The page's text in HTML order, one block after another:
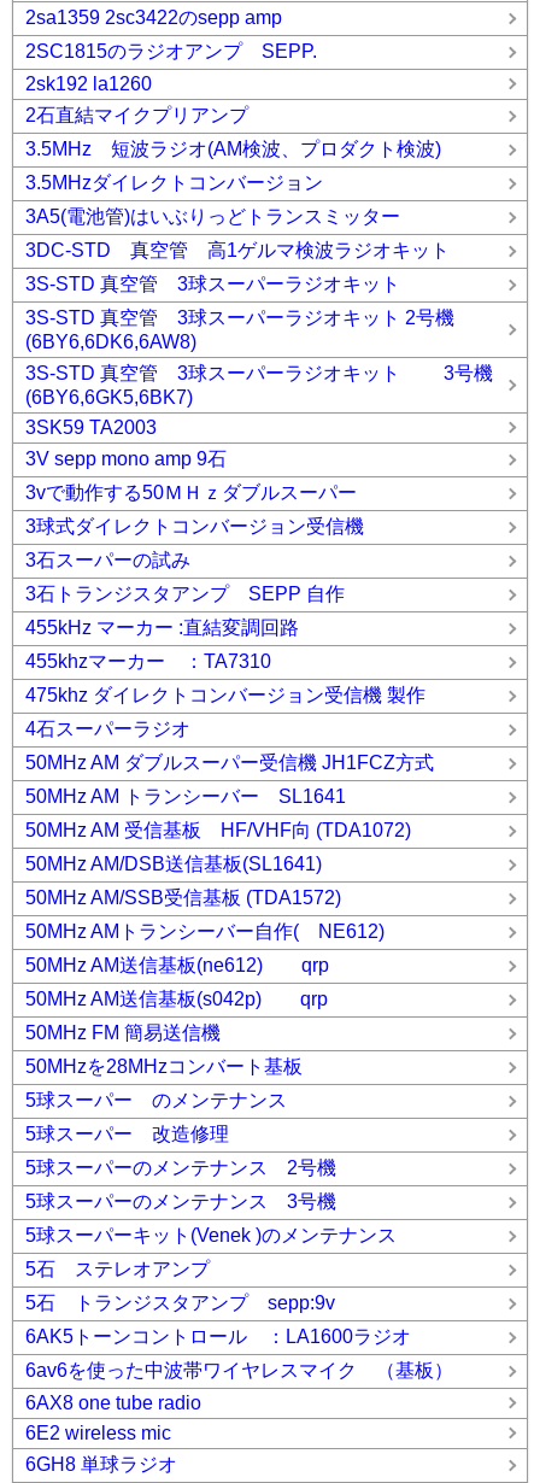
2sa1359 2sc3422のsepp amp
2SC1815のラジオアンプ SEPP.
2sk192 la1260
2石直結マイクプリアンプ
3.5MHz 短波ラジオ(AM検波、プロダクト検波)
3.5MHzダイレクトコンバージョン
3A5(電池管)はいぶりっどトランスミッター
3DC-STD 真空管 高1ゲルマ検波ラジオキット
3S-STD 真空管 3球スーパーラジオキット
3S-STD 真空管 3球スーパーラジオキット 2号機
(6BY6,6DK6,6AW8)
3S-STD 真空管 3球スーパーラジオキット 3号機
(6BY6,6GK5,6BK7)
3SK59 TA2003
3V sepp mono amp 9石
3vで動作する50ＭＨｚダブルスーパー
3球式ダイレクトコンバージョン受信機
3石スーパーの試み
3石トランジスタアンプ SEPP 自作
455kHz マーカー :直結変調回路
455khzマーカー ：TA7310
475khz ダイレクトコンバージョン受信機 製作
4石スーパーラジオ
50MHz AM ダブルスーパー受信機 JH1FCZ方式
50MHz AM トランシーバー SL1641
50MHz AM 受信基板 HF/VHF向 (TDA1072)
50MHz AM/DSB送信基板(SL1641)
50MHz AM/SSB受信基板 (TDA1572)
50MHz AMトランシーバー自作( NE612)
50MHz AM送信基板(ne612) qrp
50MHz AM送信基板(s042p) qrp
50MHz FM 簡易送信機
50MHzを28MHzコンバート基板
5球スーパー のメンテナンス
5球スーパー 改造修理
5球スーパーのメンテナンス 2号機
5球スーパーのメンテナンス 3号機
5球スーパーキット(Venek )のメンテナンス
5石 ステレオアンプ
5石 トランジスタアンプ sepp:9v
6AK5トーンコントロール ：LA1600ラジオ
6av6を使った中波帯ワイヤレスマイク （基板）
6AX8 one tube radio
6E2 wireless mic
6GH8 単球ラジオ